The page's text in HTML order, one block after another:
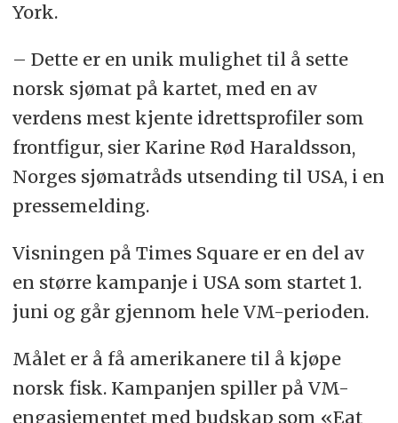
York.
– Dette er en unik mulighet til å sette
norsk sjømat på kartet, med en av
verdens mest kjente idrettsprofiler som
frontfigur, sier Karine Rød Haraldsson,
Norges sjømatråds utsending til USA, i en
pressemelding.
Visningen på Times Square er en del av
en større kampanje i USA som startet 1.
juni og går gjennom hele VM-perioden.
Målet er å få amerikanere til å kjøpe
norsk fisk. Kampanjen spiller på VM-
engasjementet med budskap som «Eat